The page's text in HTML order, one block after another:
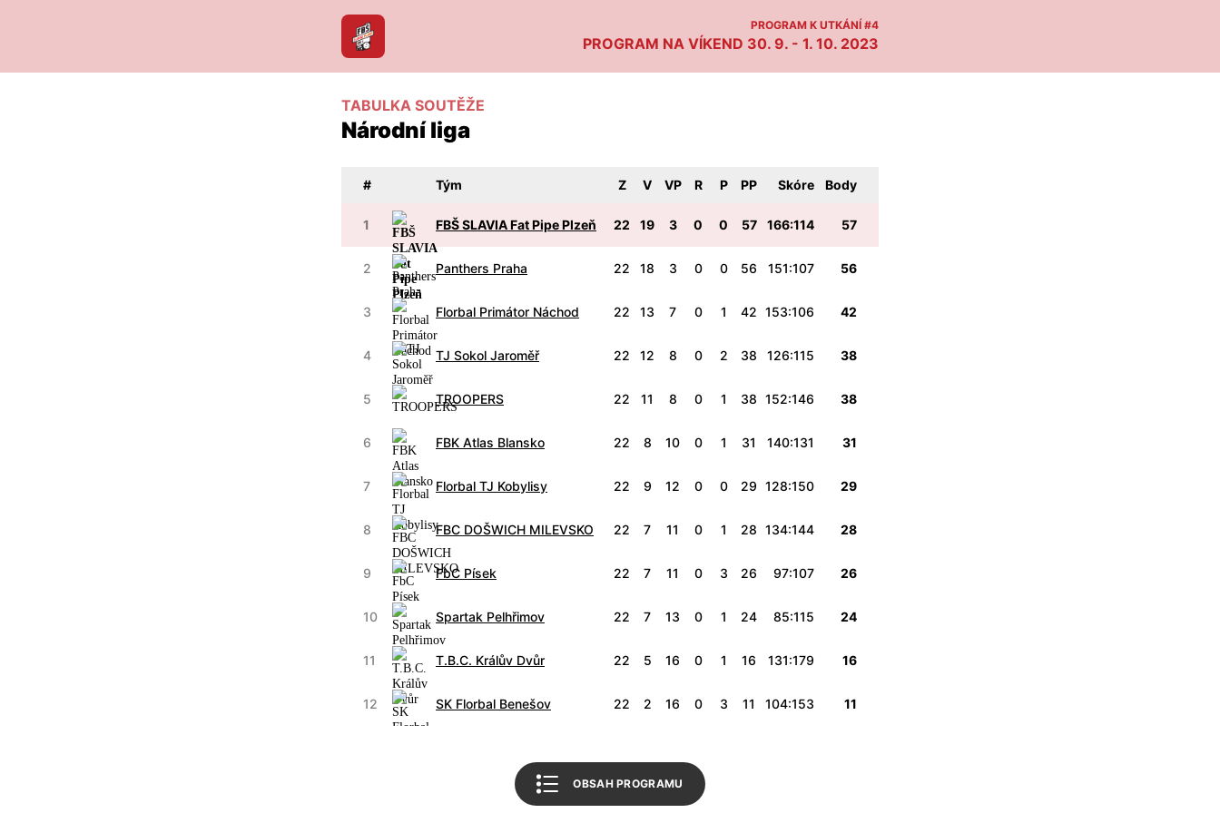
PROGRAM K UTKÁNÍ #4
PROGRAM NA VÍKEND 30. 9. - 1. 10. 2023
TABULKA SOUTĚŽE
Národní liga
# Tým Z V VP R P PP Skóre Body
1 FBŠ SLAVIA Fat Pipe Plzeň 22 19 3 0 0 57 166:114 57
2 Panthers Praha 22 18 3 0 0 56 151:107 56
3 Florbal Primátor Náchod 22 13 7 0 1 42 153:106 42
4 TJ Sokol Jaroměř 22 12 8 0 2 38 126:115 38
5 TROOPERS 22 11 8 0 1 38 152:146 38
6 FBK Atlas Blansko 22 8 10 0 1 31 140:131 31
7 Florbal TJ Kobylisy 22 9 12 0 0 29 128:150 29
8 FBC DOŠWICH MILEVSKO 22 7 11 0 1 28 134:144 28
9 FbC Písek 22 7 11 0 3 26 97:107 26
10 Spartak Pelhřimov 22 7 13 0 1 24 85:115 24
11 T.B.C. Králův Dvůr 22 5 16 0 1 16 131:179 16
12 SK Florbal Benešov 22 2 16 0 3 11 104:153 11
OBSAH PROGRAMU
Úvodní slovo
Program utkání
Mohlo by vás zajímat
FBŠ SLAVIA Plzeň
Český florbal